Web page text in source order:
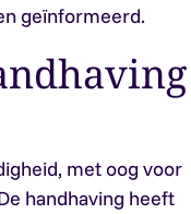
geïnformeerd.
met oog voor
handhaving heeft